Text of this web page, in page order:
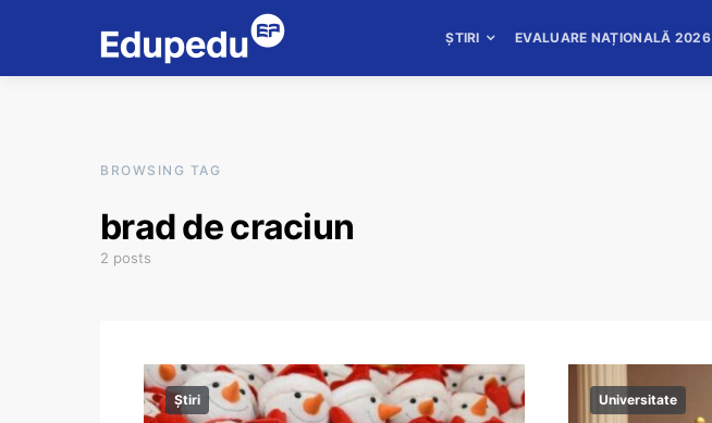
ȘTIRI EVALUARE NAȚIONALĂ 2026
BROWSING TAG
brad de craciun
2 posts
Știri Universitate